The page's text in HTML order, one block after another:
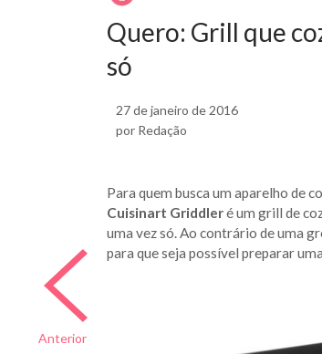
Anterior
Quero: Grill que
só
27 de janeiro de 2016
por Redação
Para quem busca um aparelho de
Cuisinart Griddleré um grill de
uma vez só. Ao contrário de uma
para que seja possível preparar